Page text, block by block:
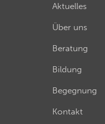
Aktuelles
Über uns
Beratung
Bildung
Begegnung
Kontakt